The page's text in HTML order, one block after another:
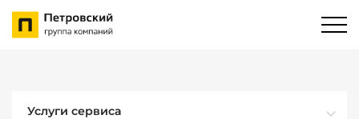
Услуги сервиса